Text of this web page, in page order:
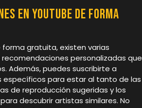
en YouTube de forma
gratuita, existen varias
personalizadas que
Además, puedes suscribirte a
específicos para estar al tanto de las
de reproducción sugeridas y los
descubrir artistas similares. No